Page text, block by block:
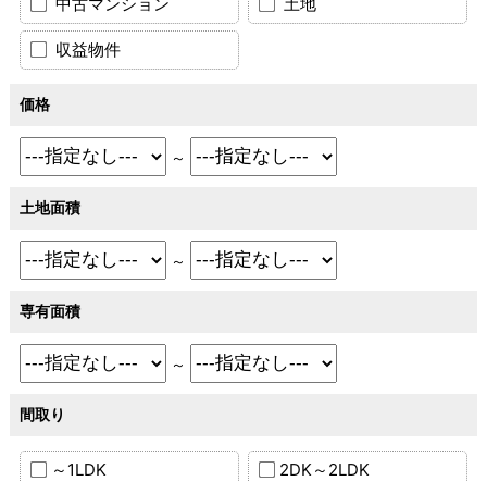
収益物件
価格
～
土地面積
～
専有面積
～
間取り
～1LDK 2DK～2LDK